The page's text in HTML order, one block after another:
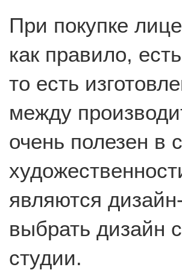
При покупке
как правило,
то есть
между
очень полезен в
являются
выбрать дизайн
студии.